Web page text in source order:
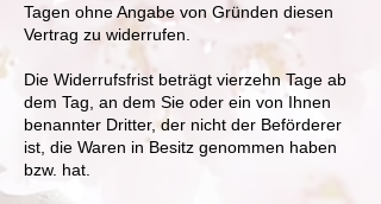
Tagen ohne Angabe von Gründen diesen
Vertrag zu widerrufen.
Die Widerrufsfrist beträgt vierzehn Tage ab
dem Tag, an dem Sie oder ein von Ihnen
benannter Dritter, der nicht der Beförderer
ist, die Waren in Besitz genommen haben
bzw. hat.